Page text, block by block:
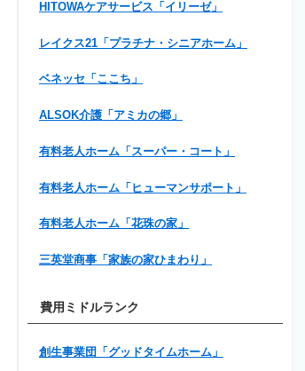
HITOWAケアサービス「イリーゼ」
レイクス21「プラチナ・シニアホーム」
ベネッセ「ここち」
ALSOK介護「アミカの郷」
有料老人ホーム「スーパー・コート」
有料老人ホーム「ヒューマンサポート」
有料老人ホーム「花珠の家」
三英堂商事「家族の家ひまわり」
費用ミドルランク
創生事業団「グッドタイムホーム」